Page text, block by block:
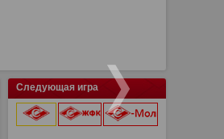
Следующая игра